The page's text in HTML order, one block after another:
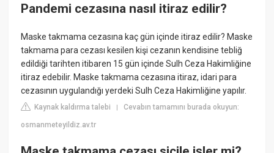
Pandemi cezasına nasıl itiraz edilir?
Maske takmama cezasına kaç gün içinde itiraz edilir? Maske
takmama para cezası kesilen kişi cezanın kendisine tebliğ
edildiği tarihten itibaren 15 gün içinde Sulh Ceza Hakimliğine
itiraz edebilir. Maske takmama cezasına itiraz, idari para
cezasının uygulandığı yerdeki Sulh Ceza Hakimliğine yapılır.
Kaynak kaldırma talebi |Cevabın tamamını burada okuyun:
osmanmeteyildiz.av.tr